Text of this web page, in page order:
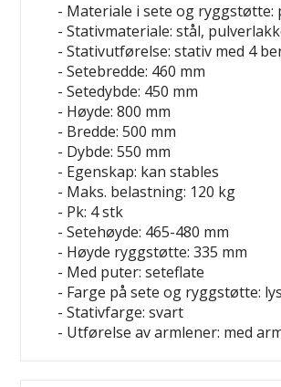
- Materiale i sete og ryggstøtte:
- Stativmateriale: stål,
- Stativutførelse: stativ med 4
- Setebredde: 460 mm
- Setedybde: 450 mm
- Høyde: 800 mm
- Bredde: 500 mm
- Dybde: 550 mm
- Egenskap: kan stables
- Maks. belastning: 120 kg
- Pk: 4 stk
- Setehøyde: 465-480 mm
- Høyde ryggstøtte: 335 mm
- Med puter: seteflate
- Farge på sete og ryggstøtte:
- Stativfarge: svart
- Utførelse av armlener: med